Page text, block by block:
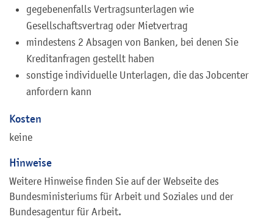
gegebenenfalls Vertragsunterlagen wie
Gesellschaftsvertrag oder Mietvertrag
mindestens 2 Absagen von Banken, bei denen Sie
Kreditanfragen gestellt haben
sonstige individuelle Unterlagen, die das Jobcenter
anfordern kann
Kosten
keine
Hinweise
Weitere Hinweise finden Sie auf der Webseite des
Bundesministeriums für Arbeit und Soziales und der
Bundesagentur für Arbeit.